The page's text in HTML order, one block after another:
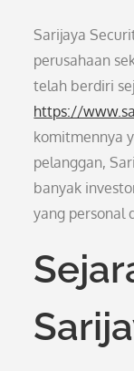
Sarijaya
perusahaan
telah berdiri
https://
komitmennya
pelanggan,
banyak
yang personal